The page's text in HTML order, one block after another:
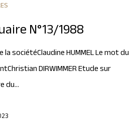
N°13/1988
la sociétéClaudine HUMMEL Le mot du
DIRWIMMER Etude sur
du…